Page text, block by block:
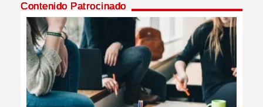
Contenido Patrocinado